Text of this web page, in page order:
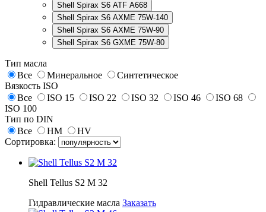
Shell Spirax S6 ATF А668
Shell Spirax S6 AXME 75W-140
Shell Spirax S6 AXME 75W-90
Shell Spirax S6 GXME 75W-80
Тип масла
Все
Минеральное
Синтетическое
Вязкость ISO
Все
ISO 15 ISO 22 ISO 32 ISO 46
ISO 68
ISO 100
Тип по DIN
Все
HM
HV
Сортировка:
Shell Tellus S2 M 32
Гидравлические масла Заказать